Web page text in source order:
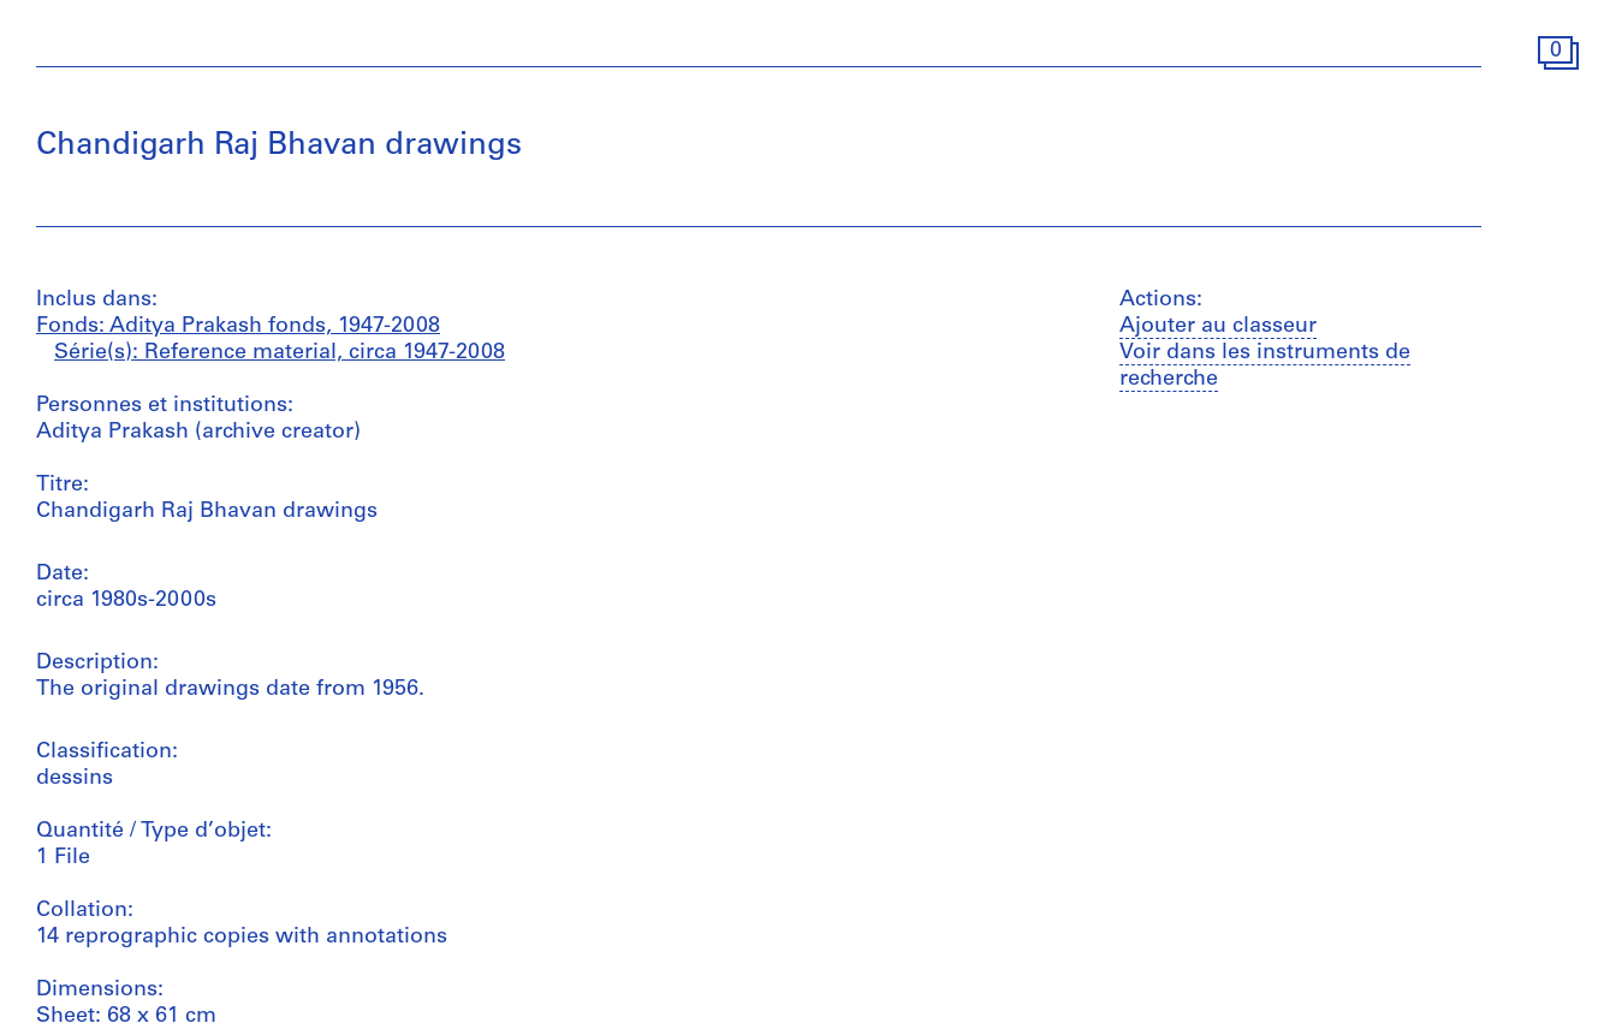
0
Chandigarh Raj Bhavan drawings
Inclus dans:
Fonds: Aditya Prakash fonds, 1947-2008
Série(s): Reference material, circa 1947-2008
Personnes et institutions:
Aditya Prakash (archive creator)
Titre:
Chandigarh Raj Bhavan drawings
Date:
circa 1980s-2000s
Description:
The original drawings date from 1956.
Classification:
dessins
Quantité / Type d’objet:
1 File
Collation:
14 reprographic copies with annotations
Dimensions:
Sheet: 68 x 61 cm
Actions:
Ajouter au classeur
Voir dans les instruments de
recherche